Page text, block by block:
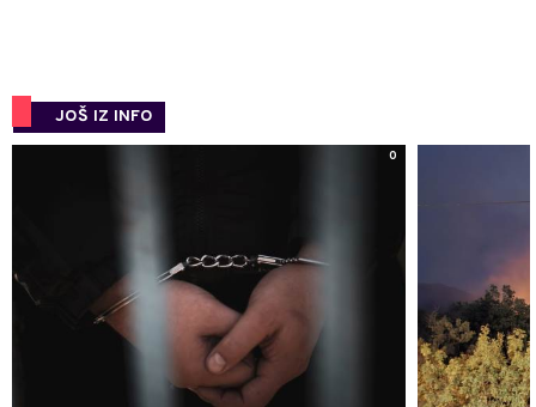
JOŠ IZ INFO
0